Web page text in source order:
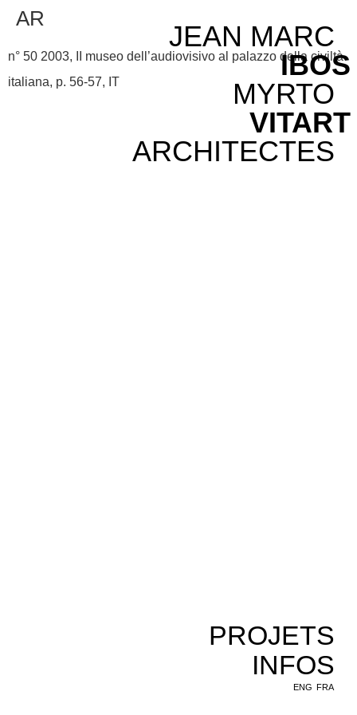
JEAN MARC
IBOS
MYRTO
VITART
ARCHITECTES
PROJETS
INFOS
ENG FRA
AR
n° 50 2003, II museo dell’audiovisivo al palazzo della civiltà
italiana, p. 56-57, IT